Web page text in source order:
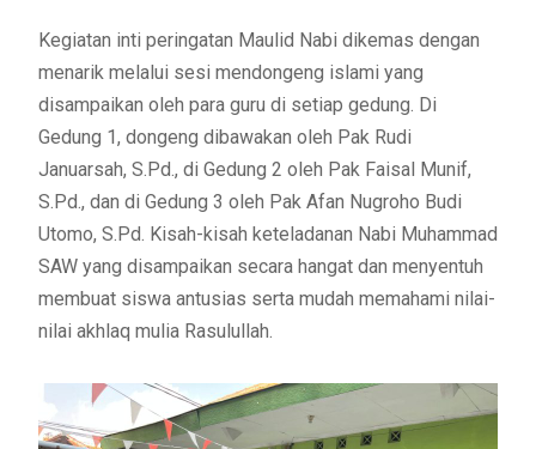
Kegiatan inti peringatan Maulid Nabi dikemas dengan
menarik melalui sesi mendongeng islami yang
disampaikan oleh para guru di setiap gedung. Di
Gedung 1, dongeng dibawakan oleh Pak Rudi
Januarsah, S.Pd., di Gedung 2 oleh Pak Faisal Munif,
S.Pd., dan di Gedung 3 oleh Pak Afan Nugroho Budi
Utomo, S.Pd. Kisah-kisah keteladanan Nabi Muhammad
SAW yang disampaikan secara hangat dan menyentuh
membuat siswa antusias serta mudah memahami nilai-
nilai akhlaq mulia Rasulullah.